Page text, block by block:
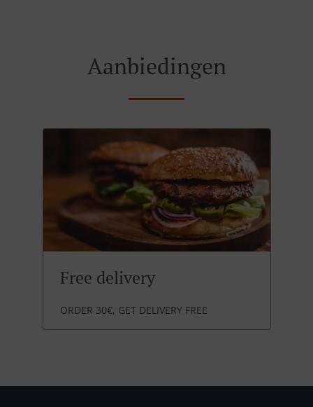
Aanbiedingen
Free delivery
ORDER 30€, GET DELIVERY FREE